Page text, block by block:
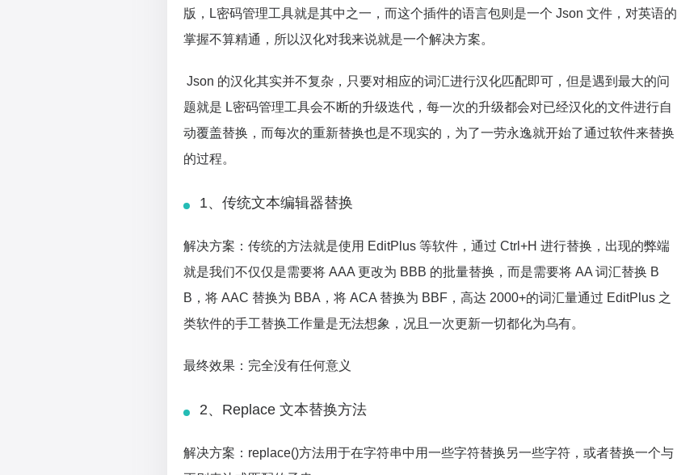
版，L密码管理工具就是其中之一，而这个插件的语言包则是一个 Json 文件，对英语的
掌握不算精通，所以汉化对我来说就是一个解决方案。
Json 的汉化其实并不复杂，只要对相应的词汇进行汉化匹配即可，但是遇到最大的问
题就是 L密码管理工具会不断的升级迭代，每一次的升级都会对已经汉化的文件进行自
动覆盖替换，而每次的重新替换也是不现实的，为了一劳永逸就开始了通过软件来替换
的过程。
1、传统文本编辑器替换
解决方案：传统的方法就是使用 EditPlus 等软件，通过 Ctrl+H 进行替换，出现的弊端
就是我们不仅仅是需要将 AAA 更改为 BBB 的批量替换，而是需要将 AA 词汇替换 B
B，将 AAC 替换为 BBA，将 ACA 替换为 BBF，高达 2000+的词汇量通过 EditPlus 之
类软件的手工替换工作量是无法想象，况且一次更新一切都化为乌有。
最终效果：完全没有任何意义
2、Replace 文本替换方法
解决方案：replace()方法用于在字符串中用一些字符替换另一些字符，或者替换一个与